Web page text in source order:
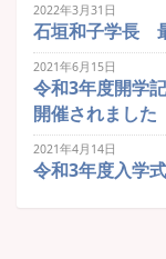
2022年3月31日
石垣和子学長
2021年6月15日
令和3年度開学
開催されました
2021年4月14日
令和3年度入学